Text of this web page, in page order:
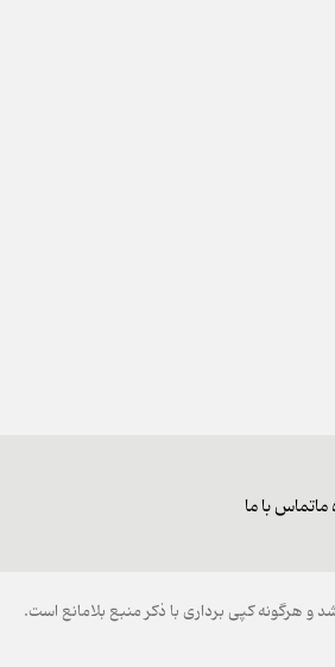
ماتماس با ما
هرگونه کپی برداری با ذکر منبع بلامانع است.